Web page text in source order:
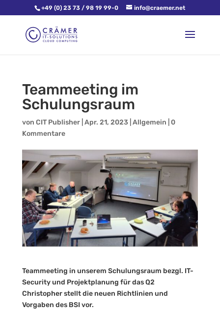
+49 (0) 23 73 / 98 19 99-0 info@craemer.net
Teammeeting im
Schulungsraum
von CIT Publisher| Apr. 21, 2023 Allgemein 0
Kommentare
Teammeeting in unserem Schulungsraum bezgl. IT-
Security und Projektplanung für das Q2
Christopher stellt die neuen Richtlinien und
Vorgaben des BSI vor.